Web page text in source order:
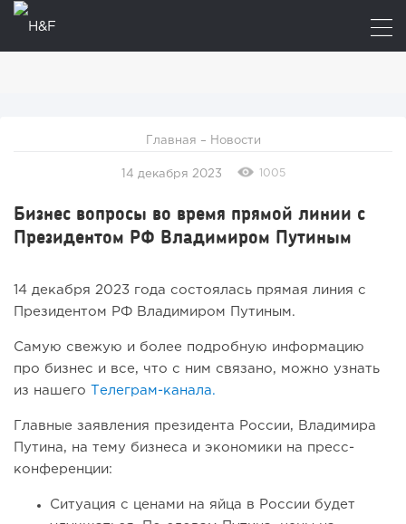
Главная – Новости
14 декабря 2023 1005
Бизнес вопросы во время прямой линии с
Президентом РФ Владимиром Путиным
14 декабря 2023 года состоялась прямая линия с
Президентом РФ Владимиром Путиным.
Самую свежую и более подробную информацию
про бизнес и все, что с ним связано, можно узнать
из нашего Телеграм-канала.
Главные заявления президента России, Владимира
Путина, на тему бизнеса и экономики на пресс-
конференции:
Ситуация с ценами на яйца в России будет